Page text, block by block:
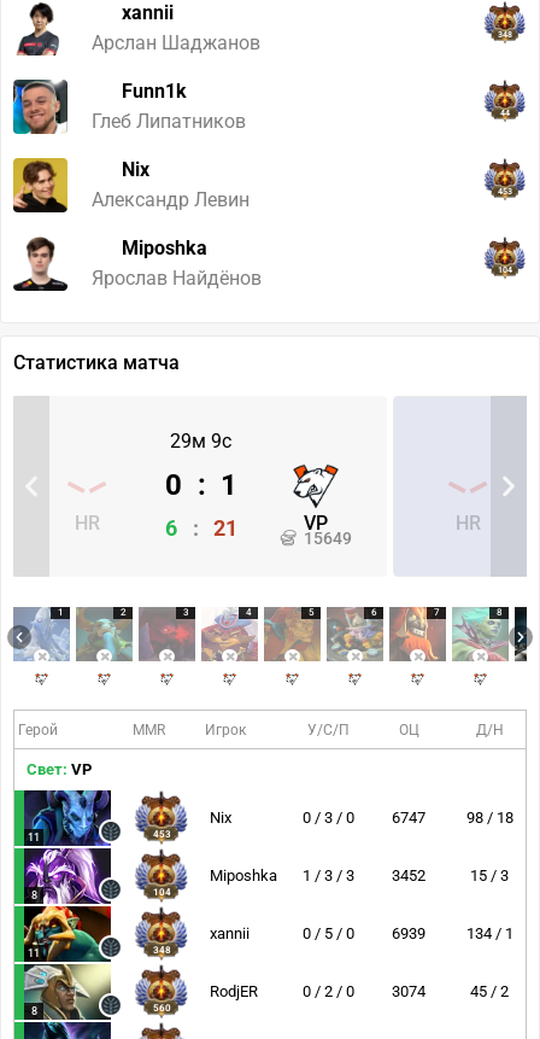
xannii
Арслан Шаджанов
348
Funn1k
Глеб Липатников
44
Nix
Александр Левин
453
Miposhka
Ярослав Найдёнов
104
Статистика матча
29м 9с
HR VP
15649
0 : 1
6 : 21 HR
1 2 3 4 5 6 7 8
Герой MMR Игрок У/С/П ОЦ Д/Н
Свет: VP
11 453
Nix 0 / 3 / 0 6747 98 / 18
8 104
Miposhka 1 / 3 / 3 3452 15 / 3
11 348
xannii 0 / 5 / 0 6939 134 / 1
8 560
RodjER 0 / 2 / 0 3074 45 / 2